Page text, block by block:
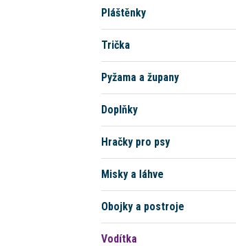
Pláštěnky
Trička
Pyžama a župany
Doplňky
Hračky pro psy
Misky a láhve
Obojky a postroje
Vodítka